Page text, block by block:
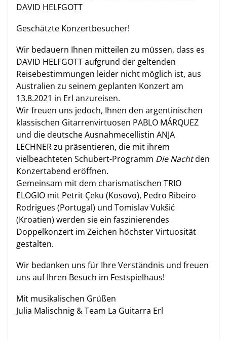
DAVID HELFGOTT
Geschätzte Konzertbesucher!
Wir bedauern Ihnen mitteilen zu müssen, dass es
DAVID HELFGOTT aufgrund der geltenden
Reisebestimmungen leider nicht möglich ist, aus
Australien zu seinem geplanten Konzert am
13.8.2021 in Erl anzureisen.
Wir freuen uns jedoch, Ihnen den argentinischen
klassischen Gitarrenvirtuosen PABLO MÁRQUEZ
und die deutsche Ausnahmecellistin ANJA
LECHNER zu präsentieren, die mit ihrem
vielbeachteten Schubert-Programm Die Nachtden
Konzertabend eröffnen.
Gemeinsam mit dem charismatischen TRIO
ELOGIO mit Petrit Çeku (Kosovo), Pedro Ribeiro
Rodrigues (Portugal) und Tomislav Vukšić
(Kroatien) werden sie ein faszinierendes
Doppelkonzert im Zeichen höchster Virtuosität
gestalten.
Wir bedanken uns für Ihre Verständnis und freuen
uns auf Ihren Besuch im Festspielhaus!
Mit musikalischen Grüßen
Julia Malischnig & Team La Guitarra Erl